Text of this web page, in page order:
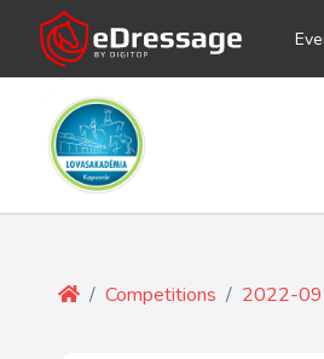
/ Competitions / 2022-